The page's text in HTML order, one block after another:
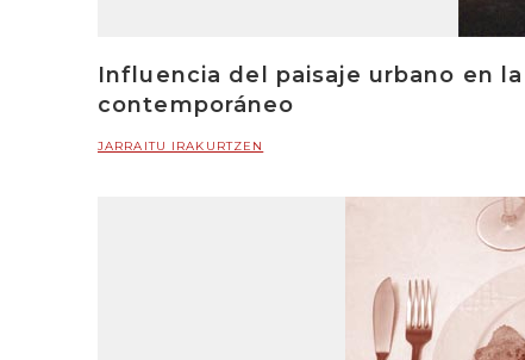
Influencia del paisaje urbano en
contemporáneo
JARRAITU IRAKURTZEN